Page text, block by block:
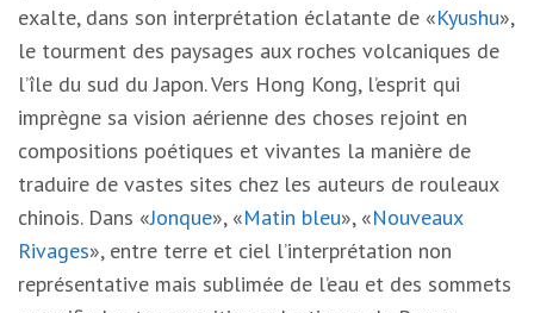
exalte, dans son interprétation éclatante de «Kyushu»,
le tourment des paysages aux roches volcaniques de
l’île du sud du Japon. Vers Hong Kong, l’esprit qui
imprègne sa vision aérienne des choses rejoint en
compositions poétiques et vivantes la manière de
traduire de vastes sites chez les auteurs de rouleaux
chinois. Dans «Jonque», «Matin bleu», «Nouveaux
Rivages», entre terre et ciel l’interprétation non
représentative mais sublimée de l’eau et des sommets